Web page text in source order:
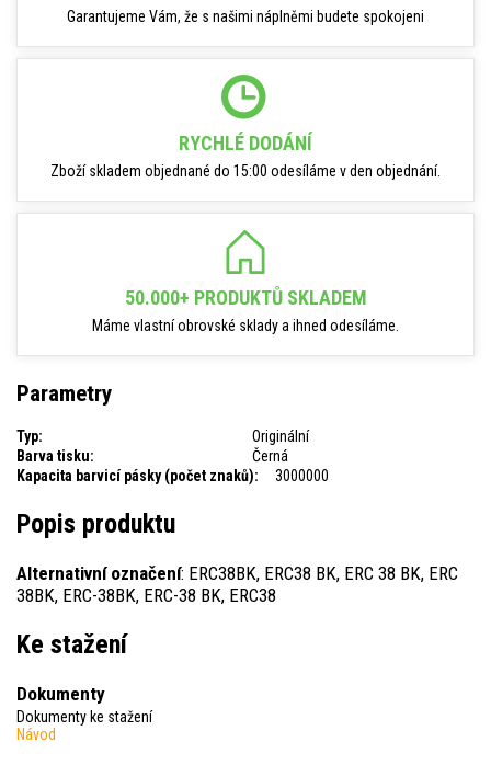
Garantujeme Vám, že s našimi náplněmi budete spokojeni
RYCHLÉ DODÁNÍ
Zboží skladem objednané do 15:00 odesíláme v den objednání.
50.000+ PRODUKTŮ SKLADEM
Máme vlastní obrovské sklady a ihned odesíláme.
Parametry
Typ:
Originální
Barva tisku:
Černá
Kapacita barvicí pásky (počet znaků):
3000000
Popis produktu
Alternativní označení: ERC38BK, ERC38 BK, ERC 38 BK, ERC
38BK, ERC-38BK, ERC-38 BK, ERC38
Ke stažení
Dokumenty
Dokumenty ke stažení
Návod